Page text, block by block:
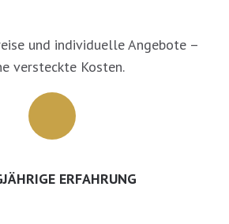
und individuelle Angebote –
versteckte Kosten.
ERFAHRUNG